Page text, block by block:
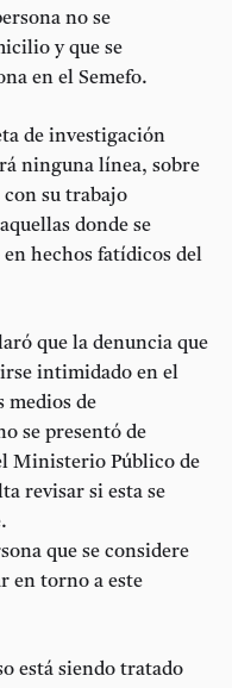
no se
y que se
en el Semefo.
de investigación
ninguna línea, sobre
con su trabajo
donde se
hechos fatídicos del
que la denuncia que
intimidado en el
medios de
se presentó de
Ministerio Público de
revisar si esta se
que se considere
en torno a este
está siendo tratado